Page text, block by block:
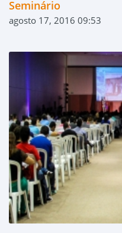
Seminário
agosto 17, 2016 09:53